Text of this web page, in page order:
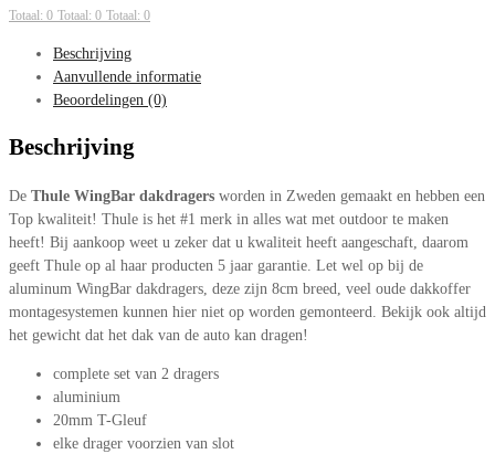
Totaal: 0 Totaal: 0 Totaal: 0
Beschrijving
Aanvullende informatie
Beoordelingen (0)
Beschrijving
De Thule WingBar dakdragers worden in Zweden gemaakt en hebben een
Top kwaliteit! Thule is het #1 merk in alles wat met outdoor te maken
heeft! Bij aankoop weet u zeker dat u kwaliteit heeft aangeschaft, daarom
geeft Thule op al haar producten 5 jaar garantie. Let wel op bij de
aluminum WingBar dakdragers, deze zijn 8cm breed, veel oude dakkoffer
montagesystemen kunnen hier niet op worden gemonteerd. Bekijk ook altijd
het gewicht dat het dak van de auto kan dragen!
complete set van 2 dragers
aluminium
20mm T-Gleuf
elke drager voorzien van slot